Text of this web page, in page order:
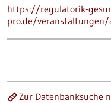
https://regulatorik-
pro.de/
Zur Datenbanksuche